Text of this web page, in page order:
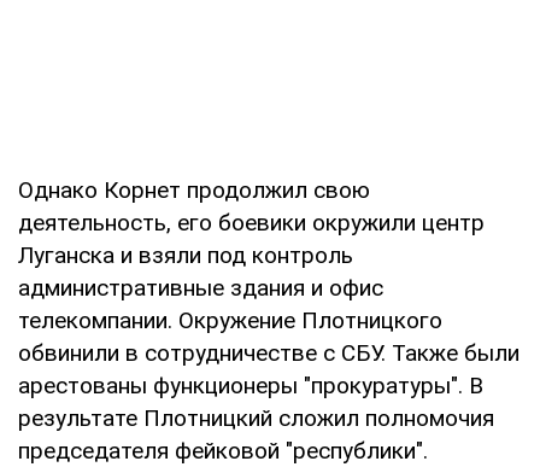
Однако Корнет продолжил свою
деятельность, его боевики окружили центр
Луганска и взяли под контроль
административные здания и офис
телекомпании. Окружение Плотницкого
обвинили в сотрудничестве с СБУ. Также были
арестованы функционеры "прокуратуры". В
результате Плотницкий сложил полномочия
председателя фейковой "республики".